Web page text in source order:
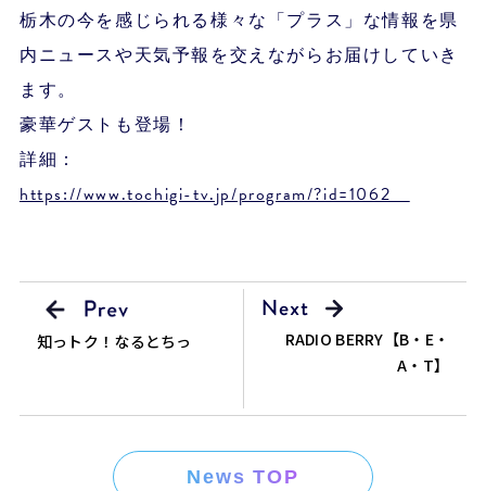
栃木の今を感じられる様々な「プラス」な情報を県
内ニュースや天気予報を交えながらお届けしていき
ます。
豪華ゲストも登場！
詳細：
https://www.tochigi-tv.jp/program/?id=1062
知っトク！なるとちっ
RADIO BERRY【B・E・
A・T】
News TOP